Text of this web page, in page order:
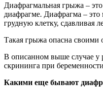
Диафрагмальная грыжа –
диафрагме. Диафрагма –
грудную клетку, сдавливая
Такая грыжа опасна своими
В описанном выше случае у
скрининга при
Какими еще бывают